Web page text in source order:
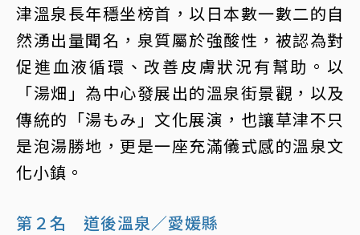
津溫泉長年穩坐榜首，以日本數一數二的自
然湧出量聞名，泉質屬於強酸性，被認為對
促進血液循環、改善皮膚狀況有幫助。以
「湯畑」為中心發展出的溫泉街景觀，以及
傳統的「湯もみ」文化展演，也讓草津不只
是泡湯勝地，更是一座充滿儀式感的溫泉文
化小鎮。
第２名 道後溫泉／愛媛縣